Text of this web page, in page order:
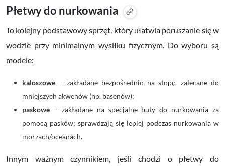
Płetwy do nurkowania
To kolejny podstawowy sprzęt, który ułatwia poruszanie się w
wodzie przy minimalnym wysiłku fizycznym. Do wyboru są
modele:
kaloszowe – zakładane bezpośrednio na stopę, zalecane do
mniejszych akwenów (np. basenów);
paskowe – zakładane na specjalne buty do nurkowania za
pomocą pasków; sprawdzają się lepiej podczas nurkowania w
morzach/oceanach.
Innym ważnym czynnikiem, jeśli chodzi o płetwy do